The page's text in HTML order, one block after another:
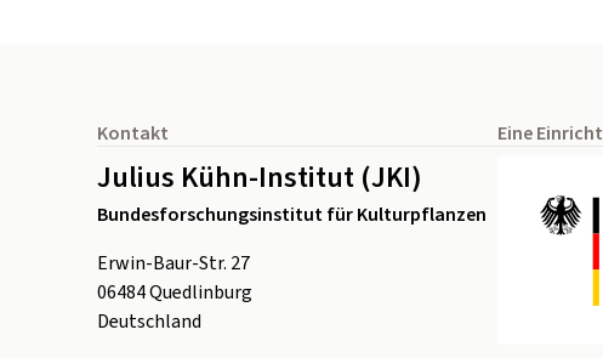
Kontakt
Julius Kühn-Institut (JKI)
Bundesforschungsinstitut für Kulturpflanzen
Erwin-Baur-Str. 27
06484Quedlinburg
Deutschland
Eine